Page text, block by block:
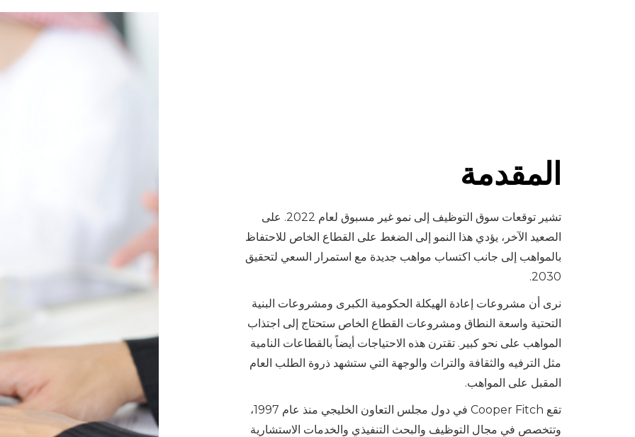
المقدمة
تشير توقعات سوق التوظيف إلى نمو غير مسبوق لعام 2022. على
الصعيد الآخر، يؤدي هذا النمو إلى الضغط على القطاع الخاص للاحتفاظ
بالمواهب إلى جانب اكتساب مواهب جديدة مع استمرار السعي لتحقيق
2030.
نرى أن مشروعات إعادة الهيكلة الحكومية الكبرى ومشروعات البنية
التحتية واسعة النطاق ومشروعات القطاع الخاص ستحتاج إلى اجتذاب
المواهب على نحو كبير. تقترن هذه الاحتياجات أيضاً بالقطاعات النامية
مثل الترفيه والثقافة والتراث والوجهة التي ستشهد ذروة الطلب العام
المقبل على المواهب.
تقع Cooper Fitch في دول مجلس التعاون الخليجي منذ عام 1997،
وتتخصص في مجال التوظيف والبحث التنفيذي والخدمات الاستشارية